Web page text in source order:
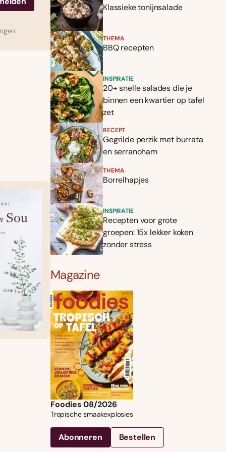
Klassieke tonijnsalade
THEMA
BBQ recepten
INSPIRATIE
20+ snelle salades die je
binnen een kwartier op tafel
zet
RECEPT
Gegrilde perzik met burrata
en serranoham
THEMA
Borrelhapjes
INSPIRATIE
Recepten voor grote
groepen: 15x lekker koken
zonder stress
Magazine
Foodies 08/2026
Tropische smaakexplosies
Abonneren Bestellen